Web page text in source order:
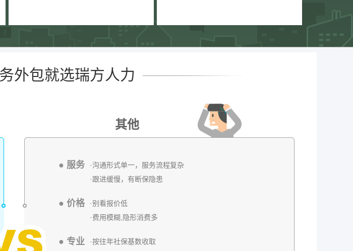
外包就选瑞方人力
其他
● 服务
·沟通形式单一，服务流程复杂
·跟进缓慢，有断保隐患
● 价格
·别看报价低
·费用模糊,隐形消费多
● 专业
·按往年社保基数收取